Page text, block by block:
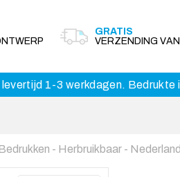
GRATIS
VERZENDING
1-3 werkdagen.
- Herbruikbaar -